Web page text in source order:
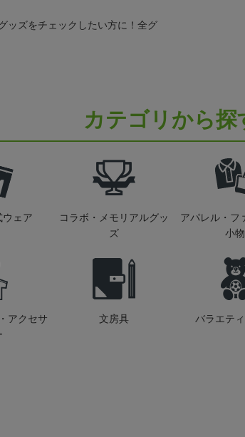
ッズをチェックしたい方に！全グ
カテゴリから探
ウェア
コラボ・メモリアルグッ
ズ
アパレル・フ
小物
アクセサ
文房具 バラエテ